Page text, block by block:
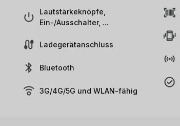
Lautstärkeknöpfe,
Ein-/Ausschalter, ...
Ladegerätanschluss
Bluetooth
3G/4G/5G und WLAN-fähig